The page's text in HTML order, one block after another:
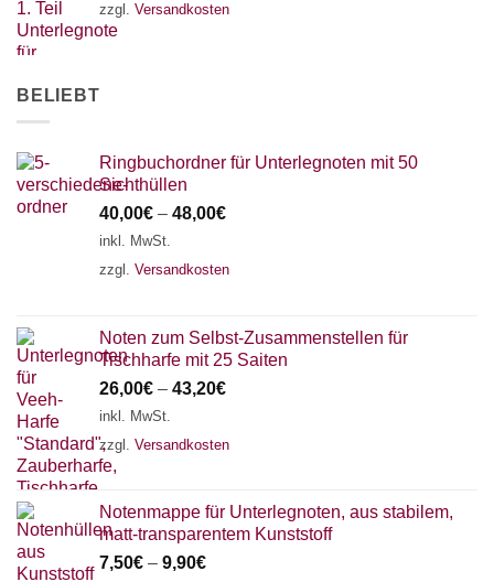
zzgl. Versandkosten
BELIEBT
Ringbuchordner für Unterlegnoten mit 50
Sichthüllen
40,00€ – 48,00€
inkl. MwSt.
zzgl. Versandkosten
Noten zum Selbst-Zusammenstellen für
Tischharfe mit 25 Saiten
26,00€ – 43,20€
inkl. MwSt.
zzgl. Versandkosten
Notenmappe für Unterlegnoten, aus stabilem,
matt-transparentem Kunststoff
7,50€ – 9,90€